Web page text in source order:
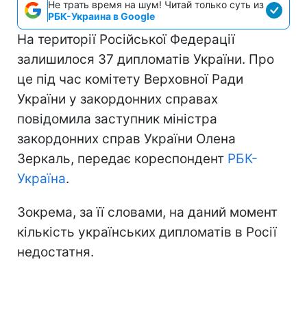
Не трать время на шум! Читай только суть из
РБК-Украина в Google
На території Російської Федерації
залишилося 37 дипломатів України. Про
це під час комітету Верховної Ради
України у закордонних справах
повідомила заступник міністра
закордонних справ України Олена
Зеркаль, передає кореспондент РБК-
Україна.
Зокрема, за її словами, на даний момент
кількість українських дипломатів в Росії
недостатня.